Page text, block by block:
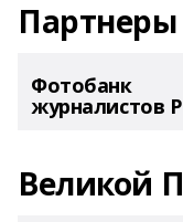
Партнеры
Фотобанк
журналистов
Великой